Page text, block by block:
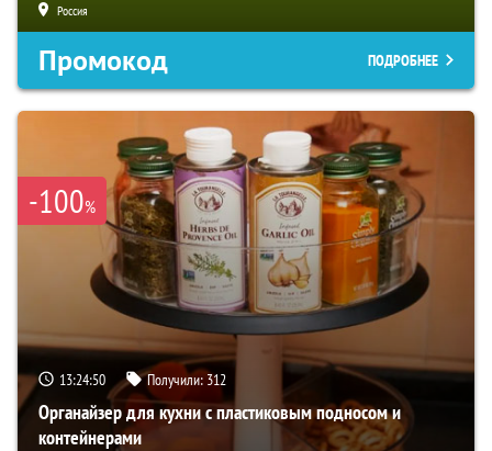
Россия
Промокод ПОДРОБНЕЕ
-100%
13:24:49 Получили: 312
Органайзер для кухни с пластиковым подносом и
контейнерами